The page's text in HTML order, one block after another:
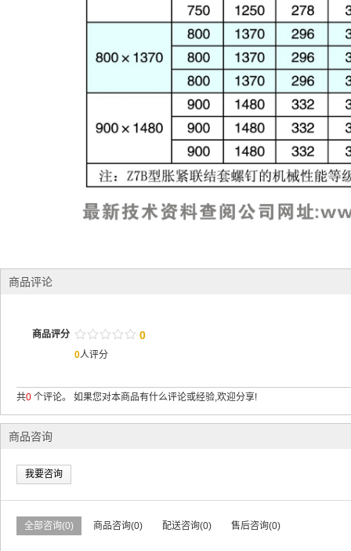
商品评论
商品评分 / / / / /
. . . . . 0
0人评分
共0 个评论。 如果您对本商品有什么评论或经验,欢迎分享!
商品咨询
我要咨询
全部咨询(0) 商品咨询(0) 配送咨询(0) 售后咨询(0)